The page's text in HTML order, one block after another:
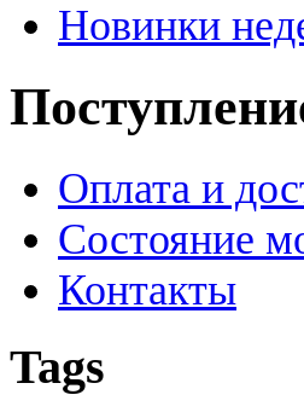
Новинки
Оплата и
Состояние
Контакты
Tags